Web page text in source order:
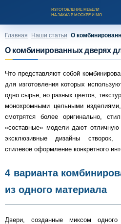
ИЗГОТОВЛЕНИЕ МЕБЕЛИ
НА ЗАКАЗ В МОСКВЕ И МО
Заказать звонок
Каталог мебели на заказ
О компании
Главная Наши статьи О
О комбинированных дверях
Что представляют собой
для изготовления которых
одно сырье, но разных цветов,
монохромными цельными
смотрятся более оригинально,
«составные» модели дают отличную
эксклюзивные дизайны створок,
стилевое оформление конкретного
4 варианта
из одного материала
Двери, созданные миксом одного